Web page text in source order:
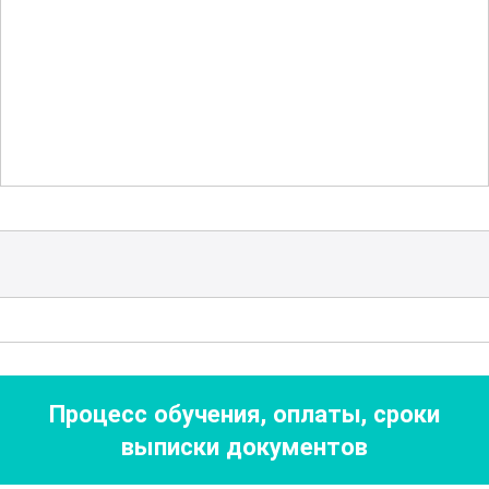
каждом этапе производственного
оптимизации производственных
процессов и внедрению новых
технологий. Это поможет вам не только
повысить эффективность работы, но и
адаптироваться к постоянно
Процесс обучения, оплаты, сроки
выписки документов